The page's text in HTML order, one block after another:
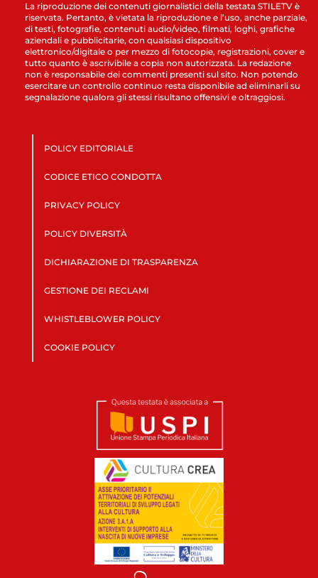
La riproduzione dei contenuti giornalistici della testata STILETV è
riservata. Pertanto, è vietata la riproduzione e l’uso, anche parziale,
di testi, fotografie, contenuti audio/video, filmati, loghi, grafiche
aziendali e pubblicitarie, con qualsiasi dispositivo
elettronico/digitale o per mezzo di fotocopie, registrazioni, cover e
tutto quanto è ascrivibile a copia non autorizzata. La redazione
non è responsabile dei commenti presenti sul sito. Non potendo
esercitare un controllo continuo resta disponibile ad eliminarli su
segnalazione qualora gli stessi risultano offensivi e oltraggiosi.
POLICY EDITORIALE
CODICE ETICO CONDOTTA
PRIVACY POLICY
POLICY DIVERSITÀ
DICHIARAZIONE DI TRASPARENZA
GESTIONE DEI RECLAMI
WHISTLEBLOWER POLICY
COOKIE POLICY